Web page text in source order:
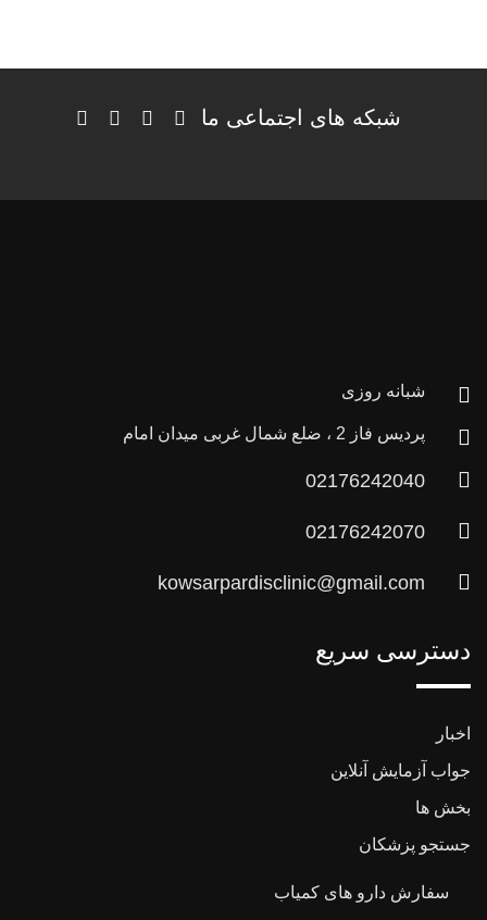
شبکه های اجتماعی ما
شبانه روزی
پردیس فاز 2 ، ضلع شمال غربی میدان امام
02176242040
02176242070
kowsarpardisclinic@gmail.com
دسترسی سریع
اخبار
جواب آزمایش آنلاین
بخش ها
جستجو پزشکان
سفارش دارو های کمیاب